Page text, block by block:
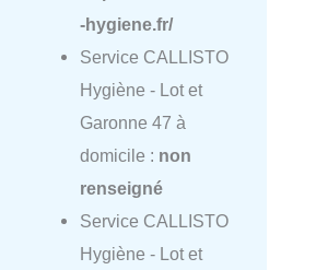
-hygiene.fr/
Service CALLISTO
Hygiène - Lot et
Garonne 47 à
domicile : non
renseigné
Service CALLISTO
Hygiène - Lot et